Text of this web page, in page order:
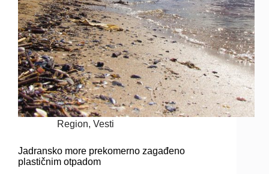
Region,Vesti
Jadransko more prekomerno zagađeno
plastičnim otpadom